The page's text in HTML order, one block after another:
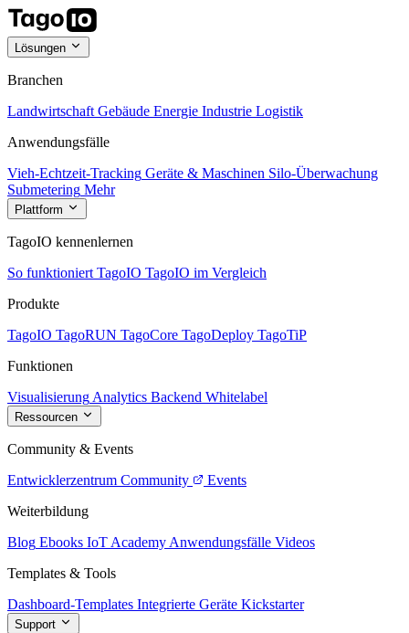
Lösungen
Branchen
Landwirtschaft Gebäude Energie Industrie Logistik
Anwendungsfälle
Vieh-Echtzeit-Tracking Geräte & Maschinen Silo-Überwachung
Submetering Mehr
Plattform
TagoIO kennenlernen
So funktioniert TagoIO TagoIO im Vergleich
Produkte
TagoIO TagoRUN TagoCore TagoDeploy TagoTiP
Funktionen
Visualisierung Analytics Backend Whitelabel
Ressourcen
Community & Events
Entwicklerzentrum Community
Events
Weiterbildung
Blog Ebooks IoT Academy Anwendungsfälle Videos
Templates & Tools
Dashboard-Templates Integrierte Geräte Kickstarter
Support